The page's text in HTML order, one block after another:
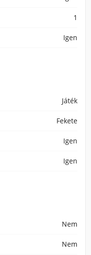
1
Igen
Játék
Fekete
Igen
Igen
Nem
Nem